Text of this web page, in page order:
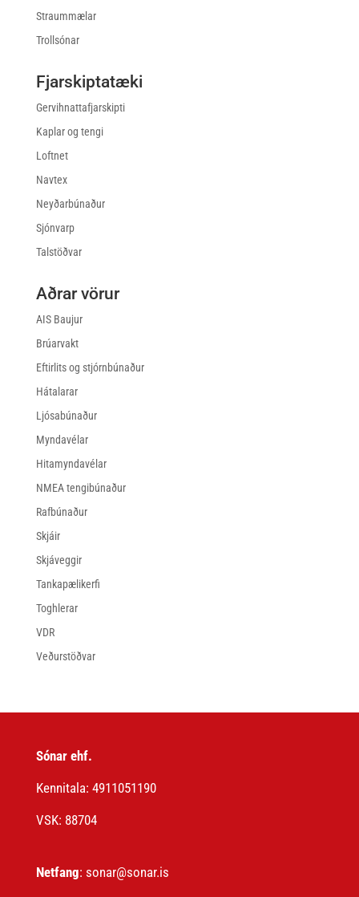
Straummælar
Trollsónar
Fjarskiptatæki
Gervihnattafjarskipti
Kaplar og tengi
Loftnet
Navtex
Neyðarbúnaður
Sjónvarp
Talstöðvar
Aðrar vörur
AIS Baujur
Brúarvakt
Eftirlits og stjórnbúnaður
Hátalarar
Ljósabúnaður
Myndavélar
Hitamyndavélar
NMEA tengibúnaður
Rafbúnaður
Skjáir
Skjáveggir
Tankapælikerfi
Toghlerar
VDR
Veðurstöðvar
Sónar ehf.
Kennitala: 4911051190
VSK: 88704
Netfang: sonar@sonar.is